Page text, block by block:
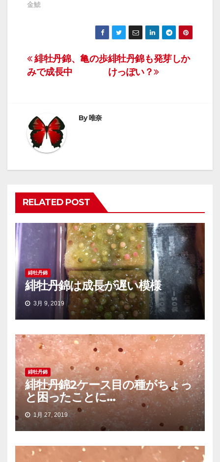
金鯱
投
稿
ビ
ゲ
ョ
ン
緋牡丹錦も発芽しか
けっぽい？
緋牡丹錦、亀の歩
みで成長中
By唯奈
RELATED POST
緋牡丹錦
緋牡丹錦は成長が遅い模様
3月 9, 2019
緋牡丹錦
緋牡丹錦2ケース目の種がちょっ
と困ったことに…
1月 27, 2019